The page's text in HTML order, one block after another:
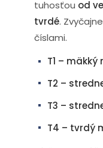
tuhosťou od
tvrdé.
číslami.
T1 –
T2 –
T3 –
T4 – tvrdý